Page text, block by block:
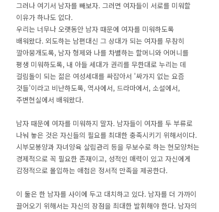
그러나 여기서 남자를 빼보자. 그러면 여자들이 서로를 미워할
이유가 하나도 없다.
우리는 너무나 오랫동안 남자 때문에 여자를 미워하도록
배워왔다. 외도하는 남편대신 그 상대가 되는 여자를 무참히
깔아뭉개도록, 남자 형제와 나를 차별하는 할머니와 어머니를
평생 미워하도록, 내 아들 세대가 권리를 무한대로 누리는 데
걸림돌이 되는 젊은 여성세대를 싸잡아서 '싸가지 없는 요즘
것들'이라고 비난하도록, 역사에서, 드라마에서, 소설에서,
주변현실에서 배워왔다.
남자 때문에 여자를 미워하지 말자. 남자들이 여자를 두 부류로
나눠 놓은 것은 자신들의 필요를 최대한 충족시키기 위해서이다.
시부모봉양과 자녀양육 살림관리 등을 무보수로 하는 현모양처는
경제적으로 꼭 필요한 존재이고, 성적인 매력이 있고 자신에게
감정적으로 몰입하는 애첩은 정서적 만족을 제공한다.
이 둘은 한 남자를 사이에 두고 대치하고 있다. 남자를 더 가까이
끌어오기 위해서는 자신의 장점을 최대한 발휘해야 한다. 남자의